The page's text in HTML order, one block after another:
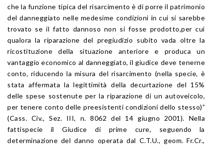
che la funzione tipica del risarcimento è di porre il patrimonio
del danneggiato nelle medesime condizioni in cui si sarebbe
trovato se il fatto dannoso non si fosse prodotto,per cui
qualora la riparazione del pregiudizio subito vada oltre la
ricostituzione della situazione anteriore e produca un
vantaggio economico al danneggiato, il giudice deve tenerne
conto, riducendo la misura del risarcimento (nella specie, è
stata affermata la legittimità della decurtazione del 15%
delle spese sostenute per la riparazione di un autoveicolo,
per tenere conto delle preesistenti condizioni dello stesso)”
(Cass. Civ., Sez. III, n. 8062 del 14 giugno 2001). Nella
fattispecie il Giudice di prime cure, seguendo la
determinazione del danno operata dal C.T.U., geom. Fr.Cr.,